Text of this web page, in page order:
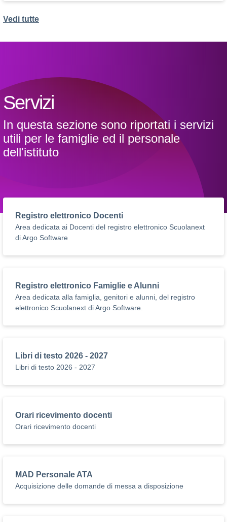
Vedi tutte
Servizi
In questa sezione sono riportati i servizi
utili per le famiglie ed il personale
dell'istituto
Registro elettronico Docenti
Area dedicata ai Docenti del registro elettronico Scuolanext
di Argo Software
Registro elettronico Famiglie e Alunni
Area dedicata alla famiglia, genitori e alunni, del registro
elettronico Scuolanext di Argo Software.
Libri di testo 2026 - 2027
Libri di testo 2026 - 2027
Orari ricevimento docenti
Orari ricevimento docenti
MAD Personale ATA
Acquisizione delle domande di messa a disposizione